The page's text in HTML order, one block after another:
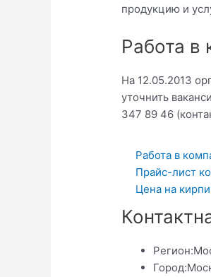
продукцию и
Работа в
На 12.05.2013
уточнить
347 89 46
Работа в
Прайс-лист
Цена на
Регион:
Город: